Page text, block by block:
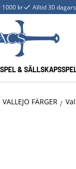
1000 kr Alltid 30
&
VALLEJO FÄRGER